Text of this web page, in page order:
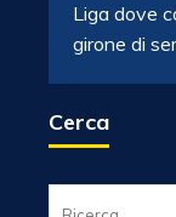
Liga dove
girone di
Cerca